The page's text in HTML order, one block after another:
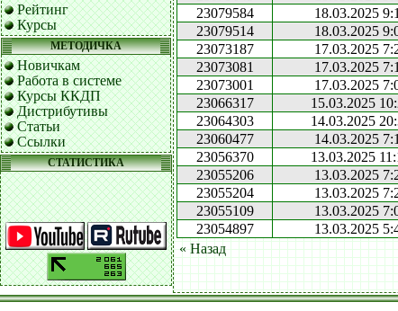
Рейтинг
Курсы
МЕТОДИЧКА
Новичкам
Работа в системе
Курсы ККДП
Дистрибутивы
Статьи
Ссылки
СТАТИСТИКА
23079584
18.03.2025
23079514
18.03.2025
23073187
17.03.2025
23073081
17.03.2025
23073001
17.03.2025
23066317
15.03.2025
23064303
14.03.2025
23060477
14.03.2025
23056370
13.03.2025
23055206
13.03.2025
23055204
13.03.2025
23055109
13.03.2025
23054897
13.03.2025
« Назад